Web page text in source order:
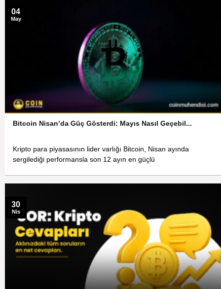
Bitcoin Nisan’da Güç Gösterdi: Mayıs Nasıl Geçebil...
Kripto para piyasasının lider varlığı Bitcoin, Nisan ayında
sergilediği performansla son 12 ayın en güçlü
04
May
30
Nis